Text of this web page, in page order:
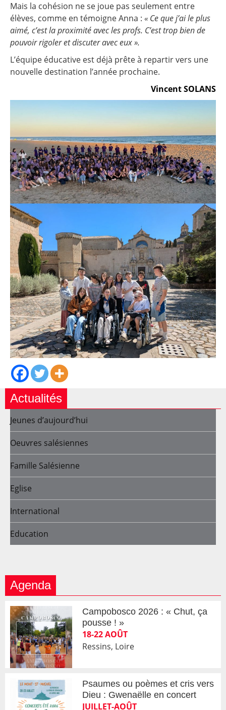
Mais la cohésion ne se joue pas seulement entre
élèves, comme en témoigne Anna : « Ce que j’ai le plus
aimé, c’est la proximité avec les profs. C’est trop bien de
pouvoir rigoler et discuter avec eux ».
L’équipe éducative est déjà prête à repartir vers une
nouvelle destination l’année prochaine.
Vincent SOLANS
Actualités
Jeunes d’aujourd’hui
Oeuvres salésiennes
Famille Salésienne
Eglise
International
Education
Agenda
Campobosco 2026 : « Chut, ça
pousse ! »
18-22 AOÛT
Ressins, Loire
Psaumes ou poèmes et cris vers
Dieu : Gwenaëlle en concert
JUILLET-AOÛT